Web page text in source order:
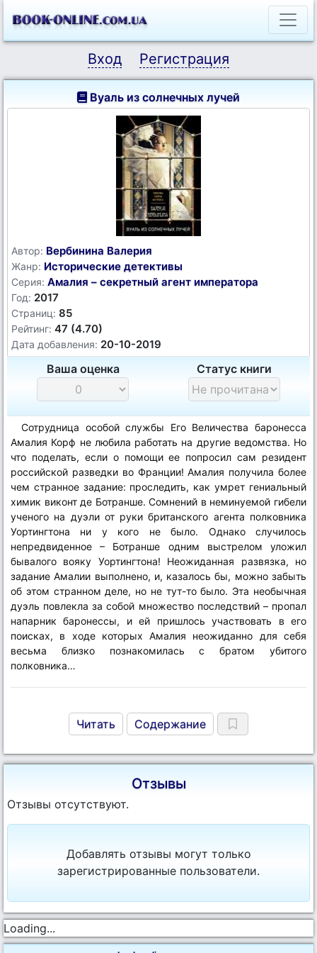
Вход Регистрация
Вуаль из солнечных лучей
Автор: Вербинина Валерия
Жанр: Исторические детективы
Серия: Амалия – секретный агент императора
Год: 2017
Страниц: 85
Рейтинг: 47 (4.70)
Дата добавления: 20-10-2019
Ваша оценка Статус книги
Сотрудница особой службы Его Величества баронесса
Амалия Корф не любила работать на другие ведомства. Но
что поделать, если о помощи ее попросил сам резидент
российской разведки во Франции! Амалия получила более
чем странное задание: проследить, как умрет гениальный
химик виконт де Ботранше. Сомнений в неминуемой гибели
ученого на дуэли от руки британского агента полковника
Уортингтона ни у кого не было. Однако случилось
непредвиденное – Ботранше одним выстрелом уложил
бывалого вояку Уортингтона! Неожиданная развязка, но
задание Амалии выполнено, и, казалось бы, можно забыть
об этом странном деле, но не тут-то было. Эта необычная
дуэль повлекла за собой множество последствий – пропал
напарник баронессы, и ей пришлось участвовать в его
поисках, в ходе которых Амалия неожиданно для себя
весьма близко познакомилась с братом убитого
полковника…
Читать Содержание
Отзывы
Отзывы отсутствуют.
Добавлять отзывы могут только
зарегистрированные пользователи.
Loading...